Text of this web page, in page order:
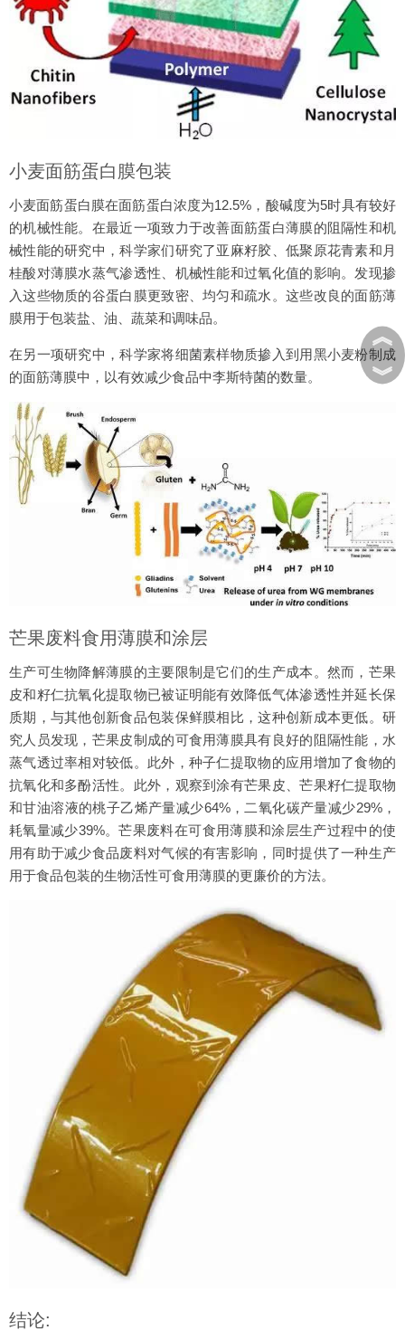
小麦面筋蛋白膜包装
小麦面筋蛋白膜在面筋蛋白浓度为12.5%，酸碱度为5时具有较好
的机械性能。在最近一项致力于改善面筋蛋白薄膜的阻隔性和机
械性能的研究中，科学家们研究了亚麻籽胶、低聚原花青素和月
桂酸对薄膜水蒸气渗透性、机械性能和过氧化值的影响。发现掺
入这些物质的谷蛋白膜更致密、均匀和疏水。这些改良的面筋薄
膜用于包装盐、油、蔬菜和调味品。
在另一项研究中，科学家将细菌素样物质掺入到用黑小麦粉制成
的面筋薄膜中，以有效减少食品中李斯特菌的数量。
芒果废料食用薄膜和涂层
生产可生物降解薄膜的主要限制是它们的生产成本。然而，芒果
皮和籽仁抗氧化提取物已被证明能有效降低气体渗透性并延长保
质期，与其他创新食品包装保鲜膜相比，这种创新成本更低。研
究人员发现，芒果皮制成的可食用薄膜具有良好的阻隔性能，水
蒸气透过率相对较低。此外，种子仁提取物的应用增加了食物的
抗氧化和多酚活性。此外，观察到涂有芒果皮、芒果籽仁提取物
和甘油溶液的桃子乙烯产量减少64%，二氧化碳产量减少29%，
耗氧量减少39%。芒果废料在可食用薄膜和涂层生产过程中的使
用有助于减少食品废料对气候的有害影响，同时提供了一种生产
用于食品包装的生物活性可食用薄膜的更廉价的方法。
结论:
︽
︾